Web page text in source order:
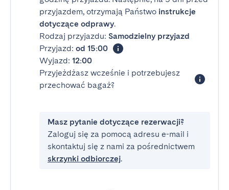
przyjazdem, otrzymają Państwo instrukcje
dotyczące odprawy.
Rodzaj przyjazdu: Samodzielny przyjazd
Przyjazd: od 15:00
Wyjazd: 12:00
Przyjeżdżasz wcześnie i potrzebujesz
przechować bagaż?
Masz pytanie dotyczące rezerwacji?
Zaloguj się za pomocą adresu e-mail i
skontaktuj się z nami za pośrednictwem
skrzynki odbiorczej.